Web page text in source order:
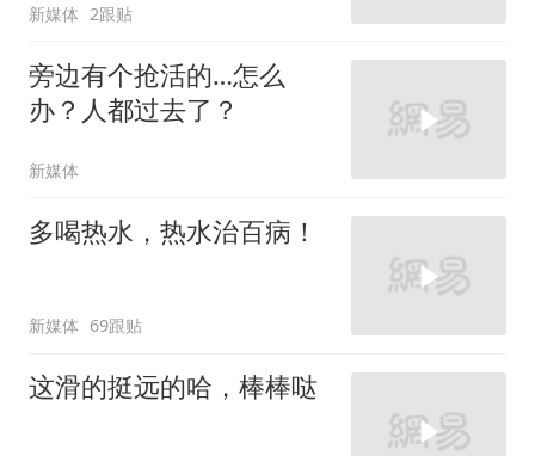
新媒体 2跟贴
旁边有个抢活的…怎么
办？人都过去了？
新媒体
多喝热水，热水治百病！
新媒体 69跟贴
这滑的挺远的哈，棒棒哒